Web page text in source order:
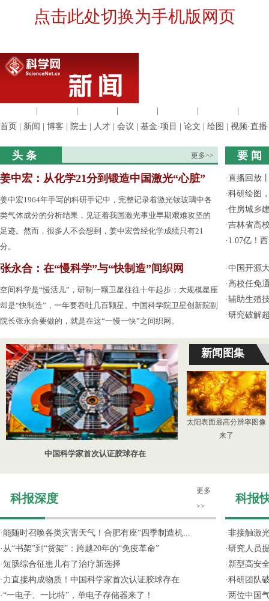
点击此处切换为手机版网页
首页
新闻 博客 院士 人才 会议 基金·项目 论文 绘图 视频·直播
头 条 更多>>
姜中宏：从化学21分到锻造中国激光“心脏”
姜中宏1964年手写的科研手记中，完整记录着激光钕玻璃中各
类气体成分的分析结果，见证着我国激光事业早期艰难攻坚的
足迹。然而，很多人不会想到，姜中宏曾经化学成绩只有21
分。
张永合：在“慢科学”与“快制造”间织网
空间科学是“慢活儿”，研制一颗卫星往往十年起步；大规模星座
却是“快制造”，一年要吞吐几百颗星。中国科学院卫星创新院副
院长张永合要做的，就是在这“一慢一快”之间织网。
要 闻
·直播回放
·科研绘图
·住房城乡
·吉林省高
· 1.07亿！
·中国开源
· 高校任免
·辅助生殖
·研究破解
中国科学家首次认证胶球存在
新闻图集
太阳表面最高分辨率图像
来了
科报深度
更多
>>
·能随时召唤各类灾害天气！合肥有座“四季制造机...
· 从“书架”到“货架”：跨越20年的“免疫革命”
· 短肠综合征患儿有了治疗新选择
· 力直接构成物质！中国科学家首次认证胶球存在
·“一电子、一比特”，单电子存储器来了！
科报
·非接触激
·研究人员
· 新型高安
·科研团队
· 两位中国